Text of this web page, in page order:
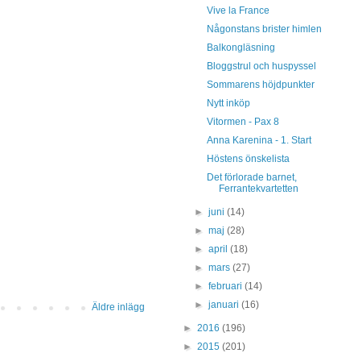
Äldre inlägg
Vive la France
Någonstans brister himlen
Balkongläsning
Bloggstrul och huspyssel
Sommarens höjdpunkter
Nytt inköp
Vitormen - Pax 8
Anna Karenina - 1. Start
Höstens önskelista
Det förlorade barnet,
Ferrantekvartetten
►juni(14)
►maj(28)
►april(18)
►mars(27)
►februari(14)
►januari(16)
► 2016 (196)
► 2015 (201)